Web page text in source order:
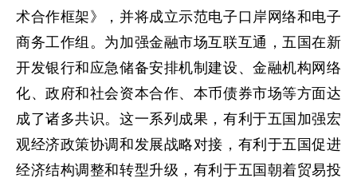
术合作框架》，并将成立示范电子口岸网络和电子
商务工作组。为加强金融市场互联互通，五国在新
开发银行和应急储备安排机制建设、金融机构网络
化、政府和社会资本合作、本币债券市场等方面达
成了诸多共识。这一系列成果，有利于五国加强宏
观经济政策协调和发展战略对接，有利于五国促进
经济结构调整和转型升级，有利于五国朝着贸易投